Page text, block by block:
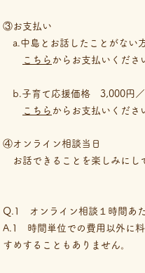
③お支払い
a.中島とお話したことがな
こちら からお支払いくださ
b.子育て応援価格 3,000円
こちら からお支払いくださ
④オンライン相談当日
お話できることを楽しみにし
Q.1 オンライン相談１時間あ
A.1 時間単位での費用以外に料
すめすることもありません。